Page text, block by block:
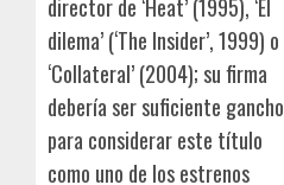
director de ‘Heat’ (1995), ‘El
dilema’ (‘The Insider’, 1999) o
‘Collateral’ (2004); su firma
debería ser suficiente gancho
para considerar este título
como uno de los estrenos